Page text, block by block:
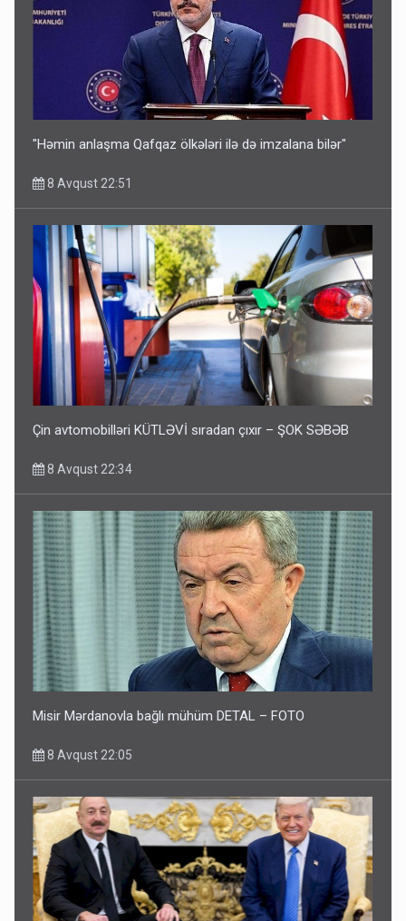
"Həmin anlaşma Qafqaz ölkələri ilə də imzalana bilər"
8 Avqust 22:51
Çin avtomobilləri KÜTLƏVİ sıradan çıxır – ŞOK SƏBƏB
8 Avqust 22:34
Misir Mərdanovla bağlı mühüm DETAL – FOTO
8 Avqust 22:05